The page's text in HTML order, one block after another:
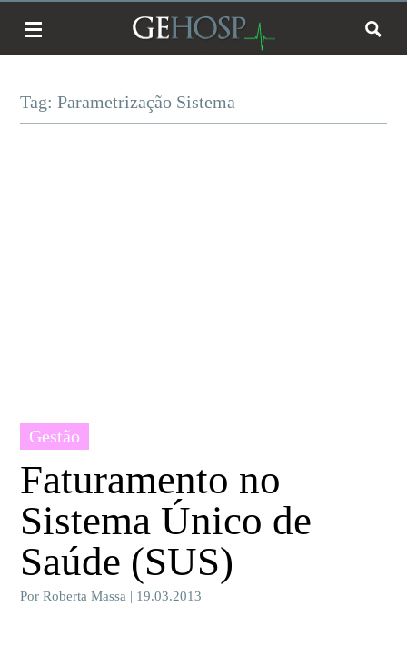
Tag: Parametrização Sistema
Gestão
Faturamento no
Sistema Único de
Saúde (SUS)
Por Roberta Massa | 19.03.2013